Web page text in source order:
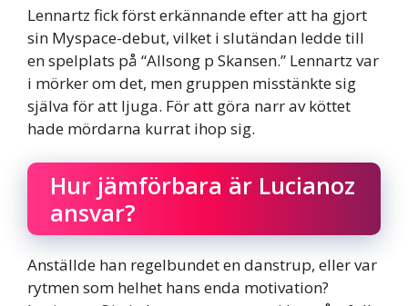
Lennartz fick först erkännande efter att ha gjort
sin Myspace-debut, vilket i slutändan ledde till
en spelplats på “Allsong p Skansen.” Lennartz var
i mörker om det, men gruppen misstänkte sig
själva för att ljuga. För att göra narr av köttet
hade mördarna kurrat ihop sig.
Hur jämförbara är Lucianoz
ansvar?
Anställde han regelbundet en danstrup, eller var
rytmen som helhet hans enda motivation?